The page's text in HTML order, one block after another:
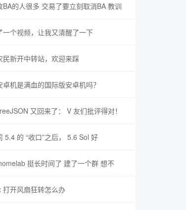
BA的人很多 交易了要立刻取消BA 教训
一个视频，让我又清醒了一下
民新开中转站，欢迎来踩
卓机是满血的国际版安卓机吗？
又回来了： V 友们批评得对！
5.4 的 “收口”之后， 5.6 Sol 好
挺长时间了 建了一个群 想不
打开风扇狂转怎么办